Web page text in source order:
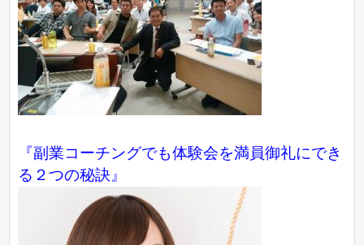
『副業コーチングでも体験会を満員御礼にでき
る２つの秘訣』